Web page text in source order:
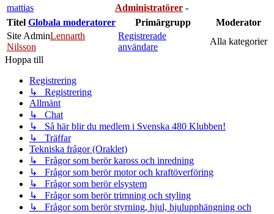
mattias
Administratörer -
Titel Globala moderatorer Primärgrupp
Moderator
Site AdminLennarth
Nilsson
Registrerade
användare
Alla kategorier
Hoppa till
Registrering
↳ Registrering
Allmänt
↳ Chat
↳ Så här blir du medlem i Svenska 480 Klubben!
↳ Träffar
Tekniska frågor (Oraklet)
↳ Frågor som berör kaross och inredning
↳ Frågor som berör motor och kraftöverföring
↳ Frågor som berör elsystem
↳ Frågor som berör trimning och styling
↳ Frågor som berör styrning, hjul, hjulupphängning och